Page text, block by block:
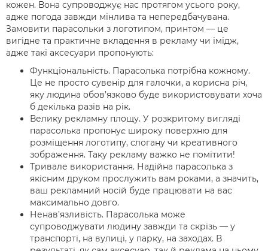
кожен. Вона супроводжує нас протягом усього року,
адже погода завжди мінлива та непередбачувана.
Замовити парасольки з логотипом, принтом — це
вигідне та практичне вкладення в рекламу чи імідж,
адже такі аксесуари пропонують:
Функціональність. Парасолька потрібна кожному.
Це не просто сувенір для галочки, а корисна річ,
яку людина обов’язково буде використовувати хоча
б декілька разів на рік.
Велику рекламну площу. У розкритому вигляді
парасолька пропонує широку поверхню для
розміщення логотипу, слогану чи креативного
зображення. Таку рекламу важко не помітити!
Тривале використання. Надійна парасолька з
якісним друком прослужить вам роками, а значить,
ваш рекламний носій буде працювати на вас
максимально довго.
Ненав’язливість. Парасолька може
супроводжувати людину завжди та скрізь — у
транспорті, на вулиці, у парку, на заходах. В